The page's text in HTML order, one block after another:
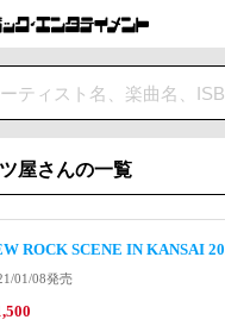
屋さんの一覧
ROCK SCENE IN KANSAI
01/08発売